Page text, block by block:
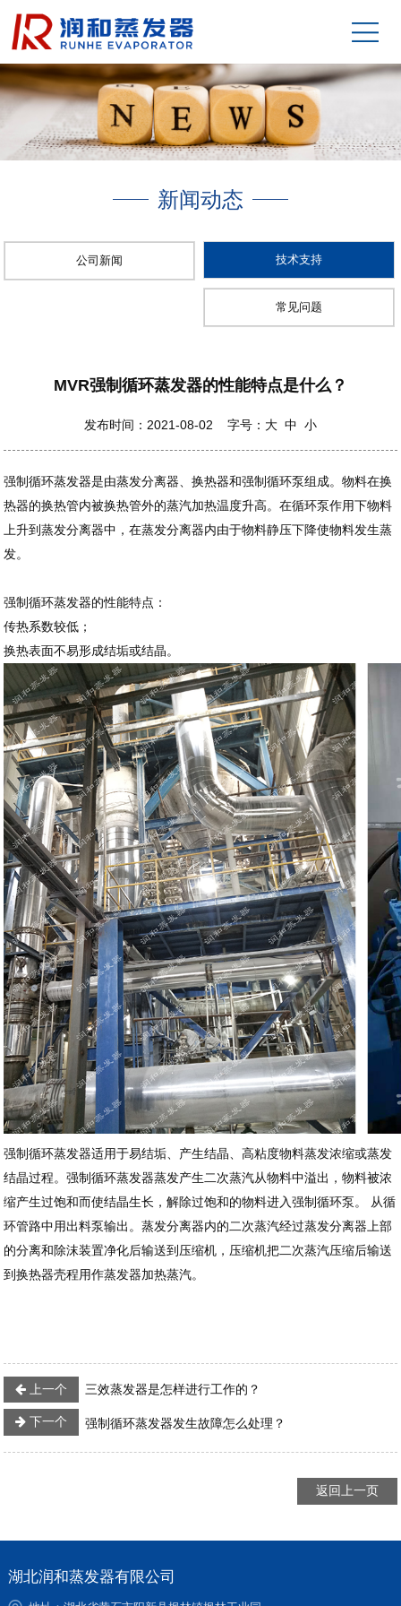
新闻动态
公司新闻 技术支持
常见问题
MVR强制循环蒸发器的性能特点是什么？
发布时间：2021-08-02 字号： 大 中 小
强制循环蒸发器是由蒸发分离器、换热器和强制循环泵组成。物料在换
热器的换热管内被换热管外的蒸汽加热温度升高。在循环泵作用下物料
上升到蒸发分离器中，在蒸发分离器内由于物料静压下降使物料发生蒸
发。
强制循环蒸发器的性能特点：
传热系数较低；
换热表面不易形成结垢或结晶。
强制循环蒸发器适用于易结垢、产生结晶、高粘度物料蒸发浓缩或蒸发
结晶过程。强制循环蒸发器蒸发产生二次蒸汽从物料中溢出，物料被浓
缩产生过饱和而使结晶生长，解除过饱和的物料进入强制循环泵。 从循
环管路中用出料泵输出。蒸发分离器内的二次蒸汽经过蒸发分离器上部
的分离和除沫装置净化后输送到压缩机，压缩机把二次蒸汽压缩后输送
到换热器壳程用作蒸发器加热蒸汽。
上一个 三效蒸发器是怎样进行工作的？
下一个 强制循环蒸发器发生故障怎么处理？
返回上一页
湖北润和蒸发器有限公司